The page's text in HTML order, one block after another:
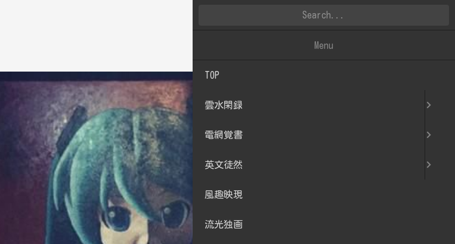
Menu
TOP
雲水閑録
電網覚書
英文徒然
風趣映現
流光独画